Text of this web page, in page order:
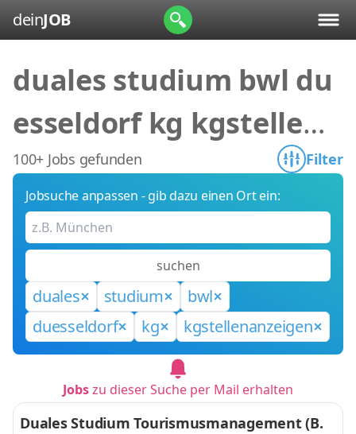
deinJOB
duales studium bwl du
esseldorf kg kgstellena
nzeigen
100+ Jobs gefunden Filter
Jobsuche anpassen - gib dazu einen Ort ein:
suchen
duales studium
bwl
duesseldorf
kg kgstellenanzeigen
Jobszu dieser Suche per Mail erhalten
Duales Studium Tourismusmanagement (B.